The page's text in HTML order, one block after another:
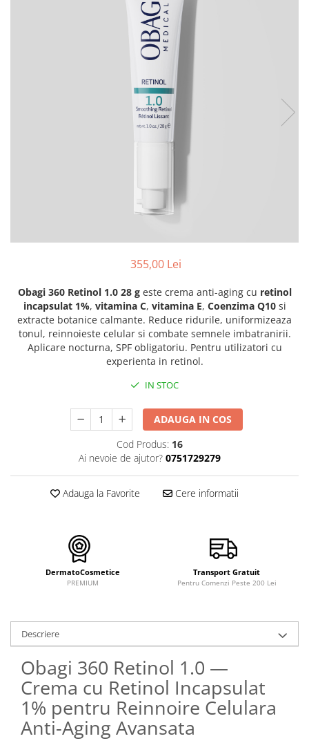
DP DERMACEUTICALS
FILLMED SKIN PERFUSION
WIQO
VIVISCAL
DERMIA SOLUTION
Pure Balance
Colagen & Frumusete
Echilibru & Somn
Imunitate & Vitalitate
Longevitate & Regenerare
Superalimente & Detox
STRATPHARMA
ZO SKIN HEALTH
ACNEE - ROZACEE
ANTI-AGING
355,00 Lei
Obagi 360 Retinol 1.0 28 geste crema anti-aging cu retinol
incapsulat 1%, vitamina C, vitamina E, Coenzima Q10si
extracte botanice calmante. Reduce ridurile, uniformizeaza
tonul, reinnoieste celular si combate semnele imbatranirii.
Aplicare nocturna, SPF obligatoriu. Pentru utilizatori cu
experienta in retinol.
IN STOC
ADAUGA IN COS
Cod Produs: 16
Ai nevoie de ajutor? 0751729279
Adauga la Favorite Cere informatii
DermatoCosmetice
PREMIUM
Transport Gratuit
Pentru Comenzi Peste 200 Lei
Descriere
Obagi 360 Retinol 1.0 —
Crema cu Retinol Incapsulat
1% pentru Reinnoire Celulara
Anti-Aging Avansata